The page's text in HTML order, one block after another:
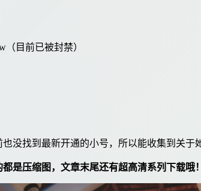
目前已被封禁）
没找到最新开通的小号，所以能收集到关
是压缩图，文章末尾还有超高清系列下载哦！